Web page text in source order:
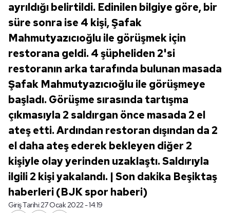
ayrıldığı belirtildi. Edinilen bilgiye göre, bir
süre sonra ise 4 kişi, Şafak
Mahmutyazıcıoğlu ile görüşmek için
restorana geldi. 4 şüpheliden 2'si
restoranın arka tarafında bulunan masada
Şafak Mahmutyazıcıoğlu ile görüşmeye
başladı. Görüşme sırasında tartışma
çıkmasıyla 2 saldırgan önce masada 2 el
ateş etti. Ardından restoran dışından da 2
el daha ateş ederek bekleyen diğer 2
kişiyle olay yerinden uzaklaştı. Saldırıyla
ilgili 2 kişi yakalandı. | Son dakika Beşiktaş
haberleri (BJK spor haberi)
Giriş Tarihi:27 Ocak 2022 - 14:19